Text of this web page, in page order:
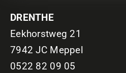
DRENTHE
Eekhorstweg 21
7942 JC Meppel
0522 82 09 05